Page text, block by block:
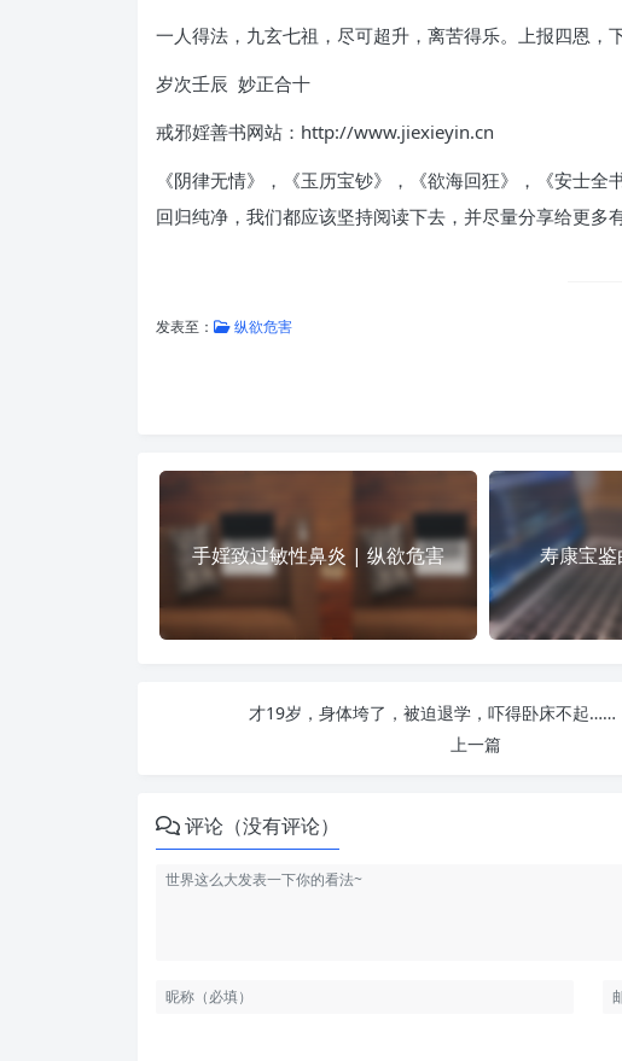
一人得法，九玄七祖，尽可超升，离苦得乐。上报四恩，
岁次壬辰 妙正合十
戒邪婬善书网站：http://www.jiexieyin.cn
《阴律无情》，《玉历宝钞》，《欲海回狂》，《安士
回归纯净，我们都应该坚持阅读下去，并尽量分享给更多
发表至： 纵欲危害
手婬致过敏性鼻炎 | 纵欲危害 寿康宝
才19岁，身体垮了，被迫退学，吓得卧床不起
上一篇
评论（没有评论）